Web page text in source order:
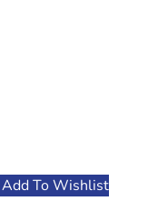
Add To Wishlist